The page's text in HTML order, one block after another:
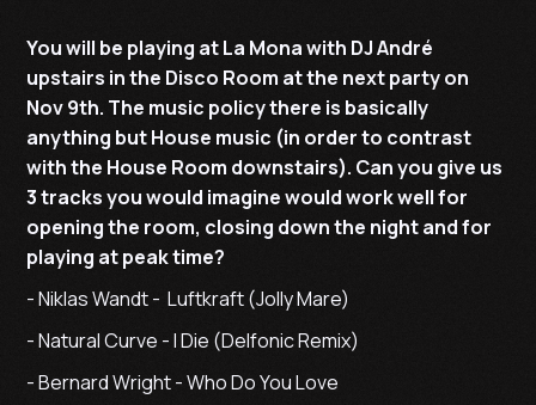
You will be playing at La Mona with DJ André
upstairs in the Disco Room at the next party on
Nov 9th. The music policy there is basically
anything but House music (in order to contrast
with the House Room downstairs). Can you give us
3 tracks you would imagine would work well for
opening the room, closing down the night and for
playing at peak time?
- Niklas Wandt - Luftkraft (Jolly Mare)
- Natural Curve - I Die (Delfonic Remix)
- Bernard Wright - Who Do You Love